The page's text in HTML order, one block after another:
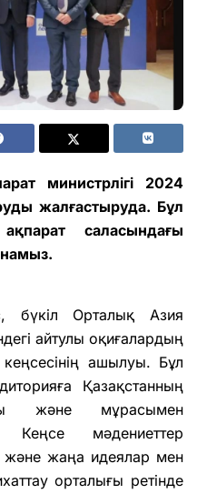
министрлігі 2024
жалғастыруда. Бұл
саласындағы
бүкіл Орталық Азия
айтулы оқиғалардың
ашылуы. Бұл
Қазақстанның
және мұрасымен
Кеңсе мәдениеттер
және жаңа идеялар мен
орталығы ретінде